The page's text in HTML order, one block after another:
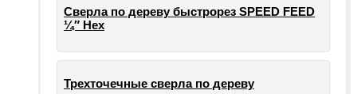
Сверла по дереву быстрорез SPEED FEED
¼″ Hex
Трехточечные сверла по дереву